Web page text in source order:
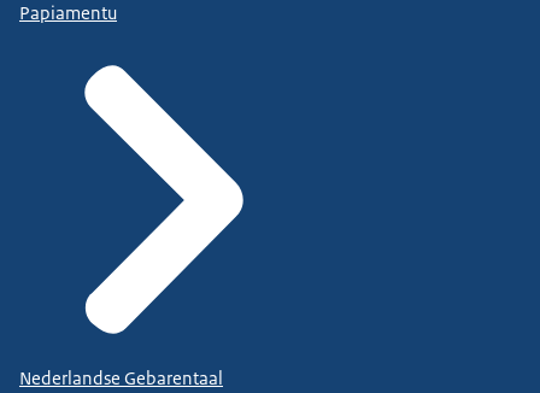
Papiamentu
Nederlandse Gebarentaal